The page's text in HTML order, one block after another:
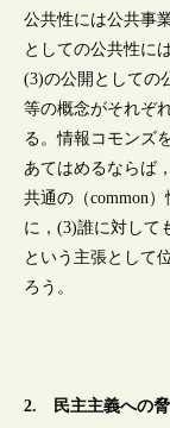
公共性には公共事
としての公共性に
(3)の公開としての
等の概念がそれぞ
る。情報コモンズ
あてはめるならば
共通の（common
に，(3)誰に対して
という主張として
ろう。
2. 民主主義への